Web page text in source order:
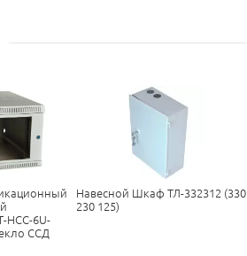
НСС-6U-
ССД
Навесной Шкаф ТЛ-332312 (330
230 125)